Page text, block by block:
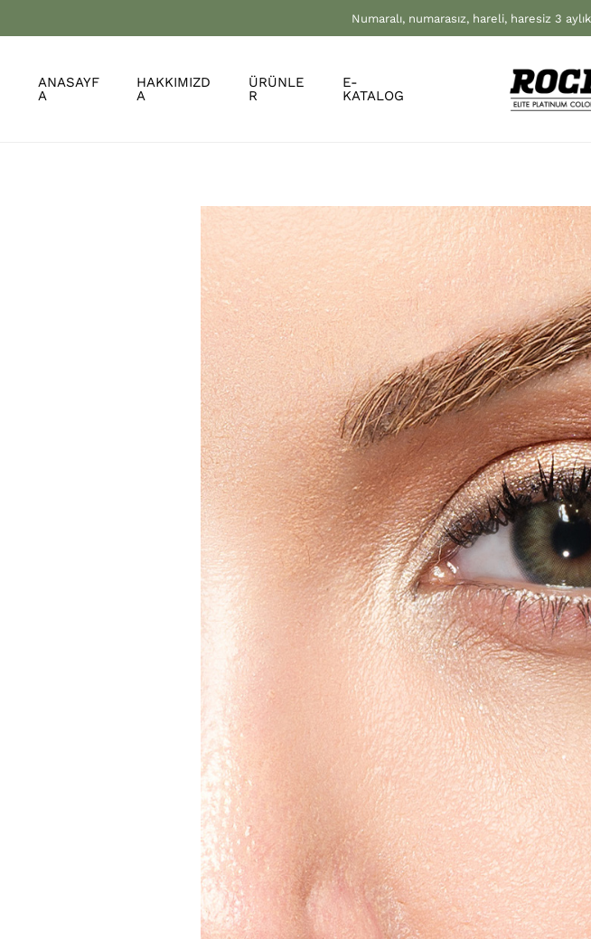
Numaralı, numarasız, hareli, haresiz 3
ANASAYF
A
HAKKIMIZD
A
ÜRÜNLE
R
E-
KATALOG